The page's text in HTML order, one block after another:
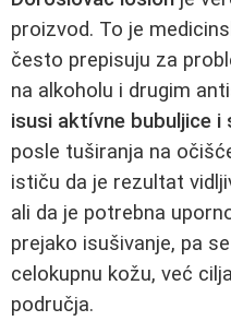
proizvod. To je
često prepisuju za
na alkoholu i drugim
isusi aktívne bubuljice i
posle tuširanja na
ističu da je rezultat
ali da je potrebna
prejako isušivanje, pa
celokupnu kožu, već
područja.